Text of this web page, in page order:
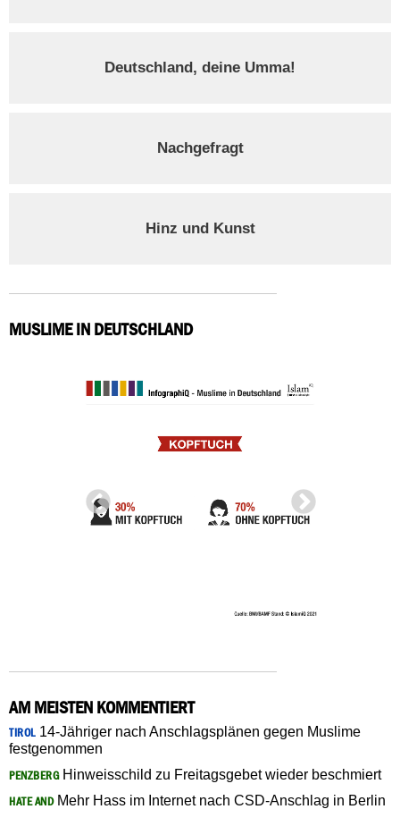
Deutschland, deine Umma!
Nachgefragt
Hinz und Kunst
MUSLIME IN DEUTSCHLAND
AM MEISTEN KOMMENTIERT
TIROL14-Jähriger nach Anschlagsplänen gegen Muslime
festgenommen
PENZBERGHinweisschild zu Freitagsgebet wieder beschmiert
HATE ANDMehr Hass im Internet nach CSD-Anschlag in Berlin